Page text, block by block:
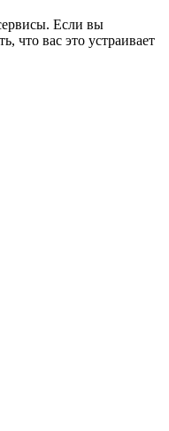
Если вы
что вас это устраивает